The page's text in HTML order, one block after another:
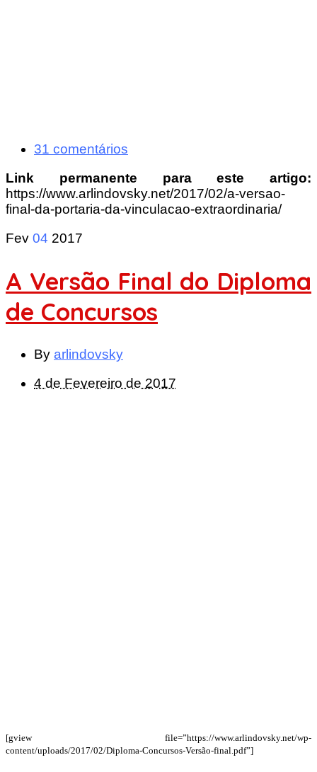
31 comentários
Link permanente para este artigo:
https://www.arlindovsky.net/2017/02/a-versao-
final-da-portaria-da-vinculacao-extraordinaria/
Fev 04 2017
A Versão Final do Diploma
de Concursos
By arlindovsky
4 de Fevereiro de 2017
[gview file=”https://www.arlindovsky.net/wp-
content/uploads/2017/02/Diploma-Concursos-Versão-final.pdf”]